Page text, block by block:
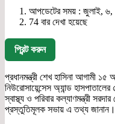
আপডেটের সময় : জুলাই,
74 বার দেখা হয়েছে
প্রিন্ট করুন
প্রধানমন্ত্রী শেখ হাসিনা আগামী
নিউরোসায়েন্সেস অ্যান্ড
স্বাস্থ্য ও পরিবার কল্যাণমন্ত্রী
প্রস্তুতিমূলক সভায় এ তথ্য জানান।